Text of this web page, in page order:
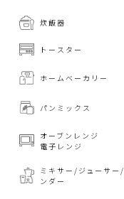
炊飯器
トースター
ホームベーカリー
パンミックス
オーブンレンジ
電子レンジ
ミキサー/ジューサー/
ンダー